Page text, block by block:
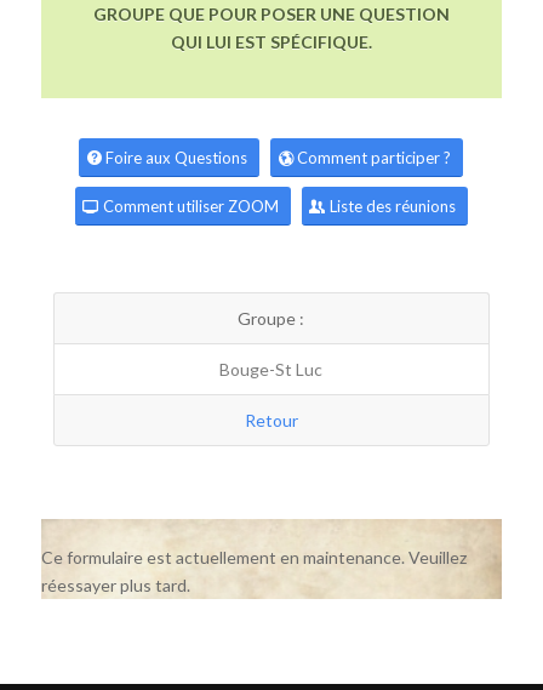
GROUPE QUE POUR POSER UNE QUESTION
QUI LUI EST SPÉCIFIQUE.
Foire aux Questions Comment participer ?
Comment utiliser ZOOM Liste des réunions
Groupe :
Bouge-St Luc
Retour
Ce formulaire est actuellement en maintenance. Veuillez
réessayer plus tard.